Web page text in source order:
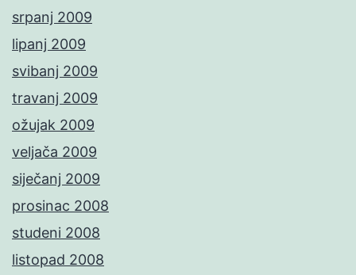
srpanj 2009
lipanj 2009
svibanj 2009
travanj 2009
ožujak 2009
veljača 2009
siječanj 2009
prosinac 2008
studeni 2008
listopad 2008